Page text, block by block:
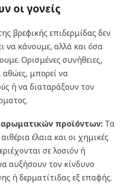
οι γονείς
βρεφικής επιδερμίδας δεν
να κάνουμε, αλλά και όσα
Ορισμένες συνήθειες,
αθώες, μπορεί να
ή να διαταράξουν τον
προϊόντων:Τα
έλαια και οι χημικές
σε λοσιόν ή
αυξήσουν τον κίνδυνο
ή δερματίτιδας εξ επαφής.